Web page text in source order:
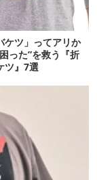
ケツ」ってアリか
った”を救う『折
ツ』7選